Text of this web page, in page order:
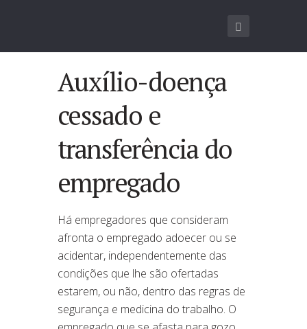
Auxílio-doença
cessado e
transferência do
empregado
Há empregadores que consideram
afronta o empregado adoecer ou se
acidentar, independentemente das
condições que lhe são ofertadas
estarem, ou não, dentro das regras de
segurança e medicina do trabalho. O